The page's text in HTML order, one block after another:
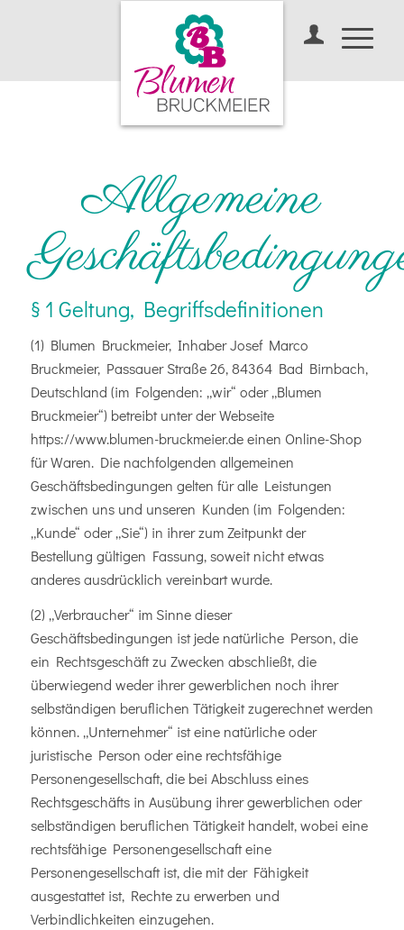
Allgemeine
§ 1 Geltung, Begriffsdefinitionen
(1) Blumen Bruckmeier, Inhaber Josef Marco
Bruckmeier, Passauer Straße 26, 84364 Bad Birnbach,
Deutschland (im Folgenden: „wir“ oder „Blumen
Bruckmeier“) betreibt unter der Webseite
https://www.blumen-bruckmeier.de einen Online-Shop
für Waren. Die nachfolgenden allgemeinen
Geschäftsbedingungen gelten für alle Leistungen
zwischen uns und unseren Kunden (im Folgenden:
„Kunde“ oder „Sie“) in ihrer zum Zeitpunkt der
Bestellung gültigen Fassung, soweit nicht etwas
anderes ausdrücklich vereinbart wurde.
(2) „Verbraucher“ im Sinne dieser
Geschäftsbedingungen ist jede natürliche Person, die
ein Rechtsgeschäft zu Zwecken abschließt, die
überwiegend weder ihrer gewerblichen noch ihrer
selbständigen beruflichen Tätigkeit zugerechnet werden
können. „Unternehmer“ ist eine natürliche oder
juristische Person oder eine rechtsfähige
Personengesellschaft, die bei Abschluss eines
Rechtsgeschäfts in Ausübung ihrer gewerblichen oder
selbständigen beruflichen Tätigkeit handelt, wobei eine
rechtsfähige Personengesellschaft eine
Personengesellschaft ist, die mit der Fähigkeit
ausgestattet ist, Rechte zu erwerben und
Verbindlichkeiten einzugehen.